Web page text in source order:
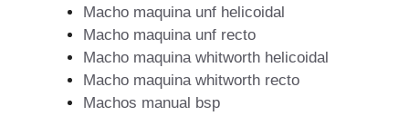
Macho maquina unf helicoidal
Macho maquina unf recto
Macho maquina whitworth helicoidal
Macho maquina whitworth recto
Machos manual bsp